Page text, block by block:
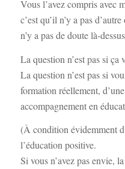
Vous l’avez compris avec
c’est qu’il n’y a pas
n’y a pas de doute là-
La question n’est pas si ça
La question n’est pas si
formation réellement,
accompagnement en
(À condition évidemment
l’éducation positive.
Si vous n’avez pas envie,